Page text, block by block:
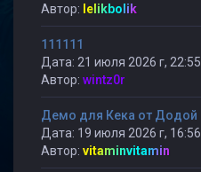
Автор: lelikbolik
111111
Дата: 21 июля 2026 г, 22:55
Автор: wintz0r
Демо для Кека от Додой
Дата: 19 июля 2026 г, 16:56
Автор: vitaminvitamin